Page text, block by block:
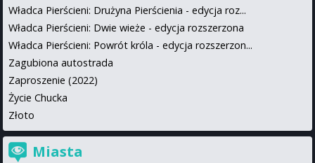
Władca Pierścieni: Drużyna Pierścienia - edycja roz...
Władca Pierścieni: Dwie wieże - edycja rozszerzona
Władca Pierścieni: Powrót króla - edycja rozszerzon...
Zagubiona autostrada
Zaproszenie (2022)
Życie Chucka
Złoto
Miasta